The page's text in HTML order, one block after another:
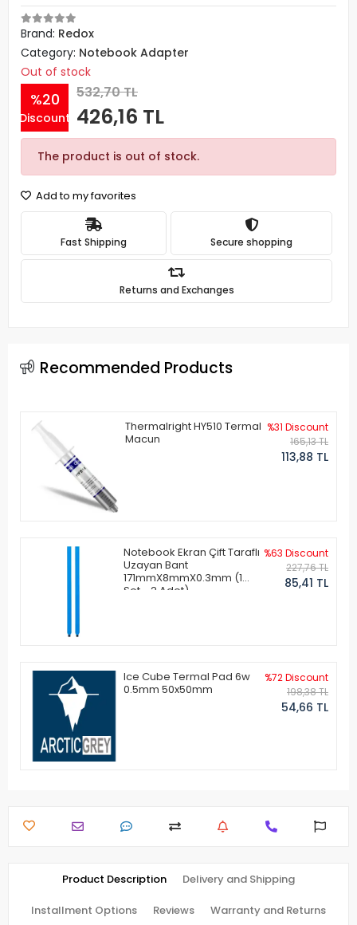
Brand: Redox
Category: Notebook Adapter
Out of stock
%20
Discount
532,70 TL
426,16 TL
The product is out of stock.
Add to my favorites
Fast Shipping Secure shopping
Returns and Exchanges
Recommended Products
Thermalright HY510 Termal
Macun
%31 Discount
165,13 TL
113,88 TL
Notebook Ekran Çift Taraflı
Uzayan Bant
171mmX8mmX0.3mm (1
Set - 2 Adet)
%63 Discount
227,76 TL
85,41 TL
Ice Cube Termal Pad 6w
0.5mm 50x50mm
%72 Discount
198,38 TL
54,66 TL
Product Description Delivery and Shipping
Installment Options Reviews Warranty and Returns